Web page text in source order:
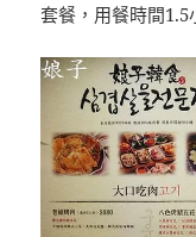
套餐，用餐時間1.5